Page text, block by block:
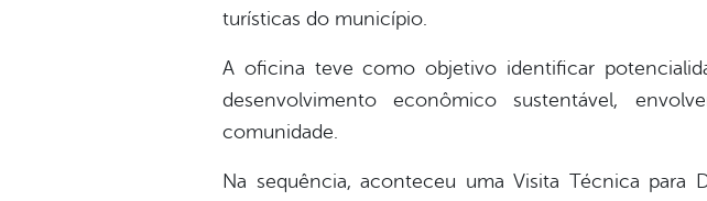
turísticas do município.
A oficina teve como objetivo identificar
desenvolvimento econômico sustentável,
comunidade.
Na sequência, aconteceu uma Visita Técnica